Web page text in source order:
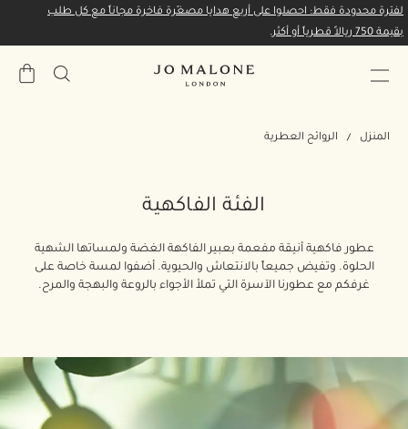
لفترة محدودة فقط: احصلوا على أربع هدايا مصغّرة فاخرة مجاناً مع كل طلب
بقيمة 750 ريالاً قطرياً أو أكثر.
حقيبة
المنزل الروائح العطرية
الفئة الفاكهية
عطور فاكهية أنيقة مفعمة بعبير الفاكهة الغضة ولمساتها الشهية
الحلوة. وتفيض جميعاً بالانتعاش والحيوية. أضفوا لمسة خاصة على
غرفكم مع عطورنا الآسرة التي تملأ الأجواء بالروعة والبهجة والمرح.